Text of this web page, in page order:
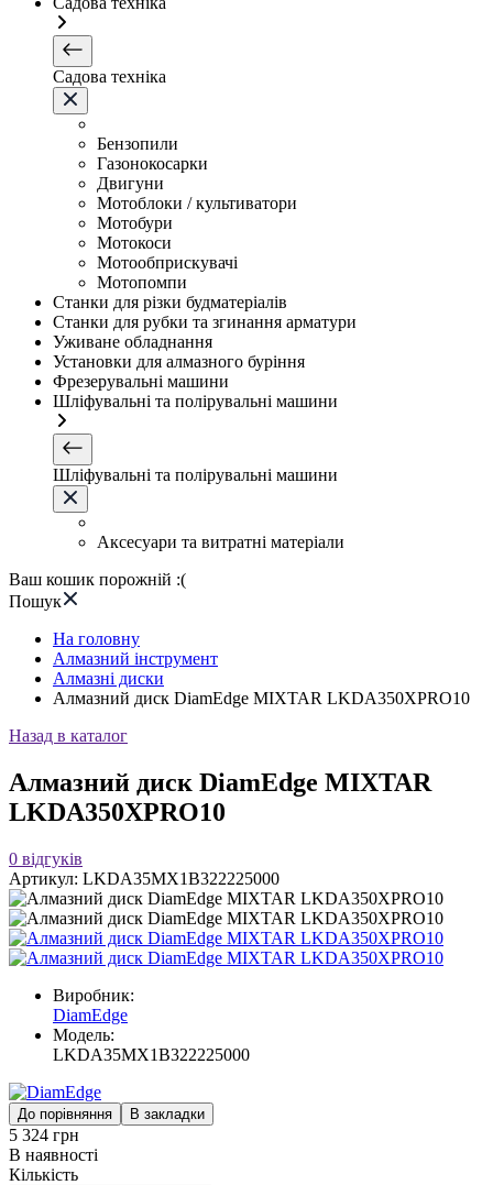
Садова техніка
Бензопили
Газонокосарки
Двигуни
Мотоблоки / культиватори
Мотобури
Мотокоси
Мотообприскувачі
Мотопомпи
Станки для різки будматеріалів
Станки для рубки та згинання арматури
Уживане обладнання
Установки для алмазного буріння
Фрезерувальні машини
Шліфувальні та полірувальні машини
Шліфувальні та полірувальні машини
Аксесуари та витратні матеріали
Ваш кошик порожній :(
Пошук
На головну
Алмазний інструмент
Алмазні диски
Алмазний диск DiamEdge MIXTAR LKDA350XPRO10
Назад в каталог
Алмазний диск DiamEdge MIXTAR
LKDA350XPRO10
0 відгуків
Артикул: LKDA35MX1B322225000
Виробник:
DiamEdge
Модель:
LKDA35MX1B322225000
До порівняння В закладки
5 324 грн
В наявності
Кількість